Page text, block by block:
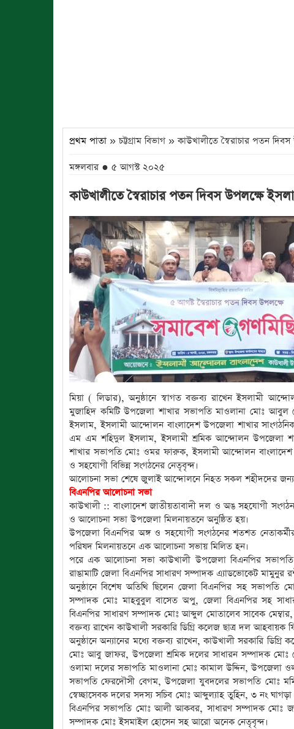
প্রথম পাতা » চট্টগ্রাম বিভাগ » কাউখালীতে স্বৈরাচার পতন
মঙ্গলবার ● ৫ আগস্ট ২০২৫
কাউখালীতে স্বৈরাচার পতন দিবস উপলক্ষে
মিয়া ( লিডার), অনুষ্ঠানে স্বাগত বক্তব্য রাখেন ইসলামী
মুজাহিদ কমিটি উপজেলা শাখার সভাপতি মাওলানা মোঃ
ইসলাম, ইসলামী আন্দোলন বাংলাদেশ উপজেলা শাখার
এম এম শহিদুল ইসলাম, ইসলামী শ্রমিক আন্দোলন উপজেলা
শাখার সভাপতি মোঃ ওমর ফারুক, ইসলামী আন্দোলন
ও সহযোগী বিভিন্ন সংগঠনের নেতৃবৃন্দ।
আলোচনা সভা শেষে জুলাই আন্দোলনে নিহত সকল শহীদদের
বিএনপির আলোচনা সভা
কাউখালী :: বাংলাদেশ জাতীয়তাবাদী দল ও অঙ সহযোগী
ও আলোচনা সভা উপজেলা মিলনায়তনে অনুষ্ঠিত হয়।
উপজেলা বিএনপির অঙ্গ ও সহযোগী সংগঠনের শতশত
পরিষদ মিলনায়তনে এক আলোচনা সভায় মিলিত হন।
পরে এক আলোচনা সভা কাউখালী উপজেলা বিএনপির সভাপতি
রাঙামাটি জেলা বিএনপির সাধারণ সম্পাদক এ্যাডভোকেট মামুনুর
অনুষ্ঠানে বিশেষ অতিথি ছিলেন জেলা বিএনপির সহ সভাপতি
সম্পাদক মোঃ মাহবুবুল বাসেত অপু, জেলা বিএনপির সহ
বিএনপির সাধারণ সম্পাদক মোঃ আব্দুল মোতালেব সাবেক
বক্তব্য রাখেন কাউখালী সরকারি ডিগ্রি কলেজ ছাত্র দল আহবায়ক
অনুষ্ঠানে অন্যানের মধ্যে বক্তব্য রাখেন, কাউখালী সরকারি
মোঃ আবু জাফর, উপজেলা শ্রমিক দলের সাধারন সম্পাদক মোঃ
ওলামা দলের সভাপতি মাওলানা মোঃ কামাল উদ্দিন, উপজেলা
সভাপতি ফেরদৌসী বেগম, উপজেলা যুবদলের সভাপতি মোঃ
স্বেচ্ছাসেবক দলের সদস্য সচিব মোঃ আব্দুল্যাহ তুহিন, ৩ নং
বিএনপির সভাপতি মোঃ আলী আকবর, সাধারণ সম্পাদক মোঃ
সম্পাদক মোঃ ইসমাইল হোসেন সহ আরো অনেক নেতৃবৃন্দ।